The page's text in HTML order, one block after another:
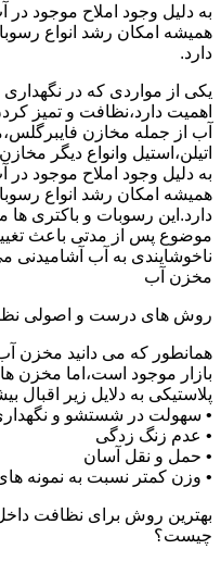
به دلیل وجود املاح موجود
همیشه امکان رشد انواع
دارد.
یکی از مواردی که در
اهمیت دارد،نظافت و تمیز
آب از جمله مخازن
اتیلن،استیل وانواع دیگر
به دلیل وجود املاح موجود
همیشه امکان رشد انواع
دارد.این رسوبات و باکتری ها
موضوع پس از مدتی باعث
ناخوشایندی به آب آشامیدنی
مخزن آب
روش های درست و اصولی
همانطور که می دانید مخزن
بازار موجود است،اما مخزن
پلاستیکی به دلایل زیر اقبال
• سهولت در شستشو و
• عدم زنگ زدگی
• حمل و نقل آسان
• وزن کمتر نسبت به نمونه
بهترین روش برای نظافت داخل
چیست؟